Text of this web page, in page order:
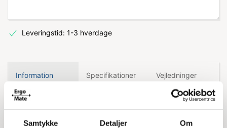
Samtykke Detaljer Om
Leveringstid: 1-3 hverdage
Information Specifikationer Vejledninger
Billige arkivskabe i stål